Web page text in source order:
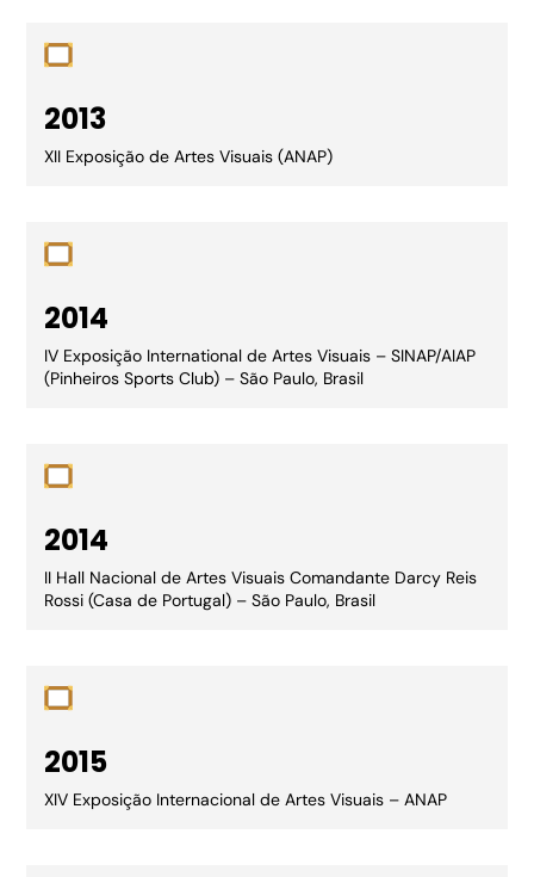
2013
XII Exposição de Artes Visuais (ANAP)
2014
IV Exposição International de Artes Visuais – SINAP/AIAP
(Pinheiros Sports Club) – São Paulo, Brasil
2014
II Hall Nacional de Artes Visuais Comandante Darcy Reis
Rossi (Casa de Portugal) – São Paulo, Brasil
2015
XIV Exposição Internacional de Artes Visuais – ANAP